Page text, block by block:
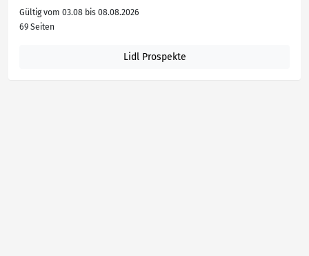
Gültig vom 03.08 bis 08.08.2026
69 Seiten
Lidl Prospekte